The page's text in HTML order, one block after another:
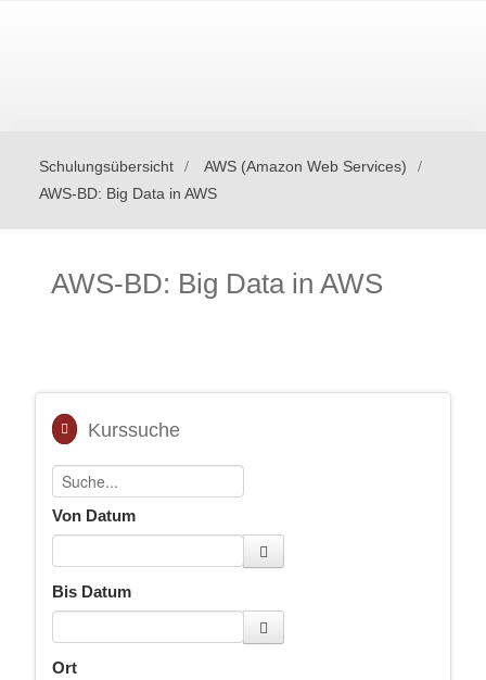
Schulungsübersicht
AWS (Amazon Web Services)
AWS-BD: Big Data in AWS
AWS-BD: Big Data in AWS
Kurssuche
Von Datum
Bis Datum
Ort